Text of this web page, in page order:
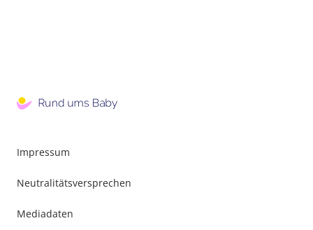
Impressum
Neutralitätsversprechen
Mediadaten